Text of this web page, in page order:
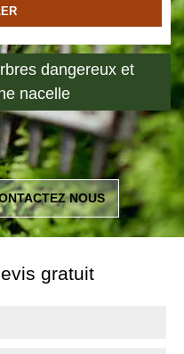
dangereux et
nacelle
NOUS
gratuit